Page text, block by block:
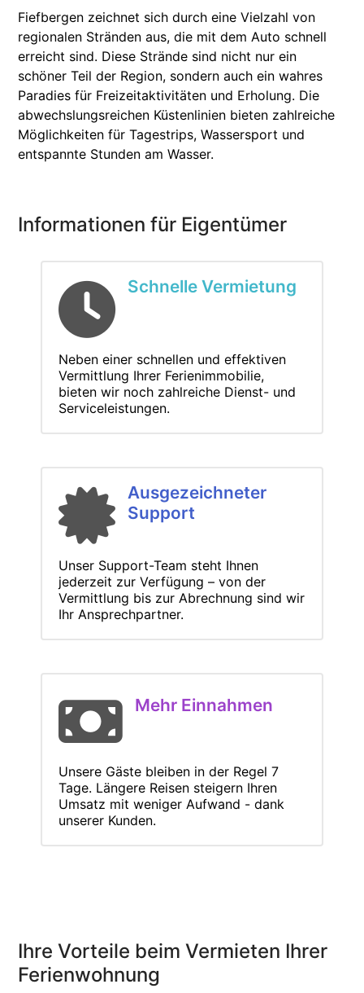
Fiefbergen zeichnet sich durch eine Vielzahl von
regionalen Stränden aus, die mit dem Auto schnell
erreicht sind. Diese Strände sind nicht nur ein
schöner Teil der Region, sondern auch ein wahres
Paradies für Freizeitaktivitäten und Erholung. Die
abwechslungsreichen Küstenlinien bieten zahlreiche
Möglichkeiten für Tagestrips, Wassersport und
entspannte Stunden am Wasser.
Informationen für Eigentümer
Schnelle Vermietung
Neben einer schnellen und effektiven
Vermittlung Ihrer Ferienimmobilie,
bieten wir noch zahlreiche Dienst- und
Serviceleistungen.
Ausgezeichneter
Support
Unser Support-Team steht Ihnen
jederzeit zur Verfügung – von der
Vermittlung bis zur Abrechnung sind wir
Ihr Ansprechpartner.
Mehr Einnahmen
Unsere Gäste bleiben in der Regel 7
Tage. Längere Reisen steigern Ihren
Umsatz mit weniger Aufwand - dank
unserer Kunden.
Ihre Vorteile beim Vermieten Ihrer
Ferienwohnung